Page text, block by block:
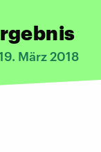
März 2018